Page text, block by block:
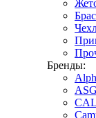
Бренды:
ASG